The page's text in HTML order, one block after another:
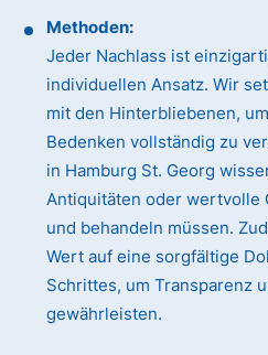
Methoden:
Jeder Nachlass ist
individuellen Ansatz. Wir
mit den Hinterbliebenen,
Bedenken vollständig zu
in Hamburg St. Georg
Antiquitäten oder wertvolle
und behandeln müssen.
Wert auf eine sorgfältige
Schrittes, um Transparenz
gewährleisten.